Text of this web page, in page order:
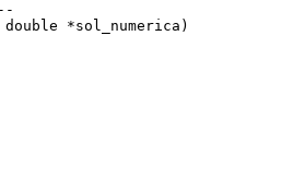
*sol_numerica)